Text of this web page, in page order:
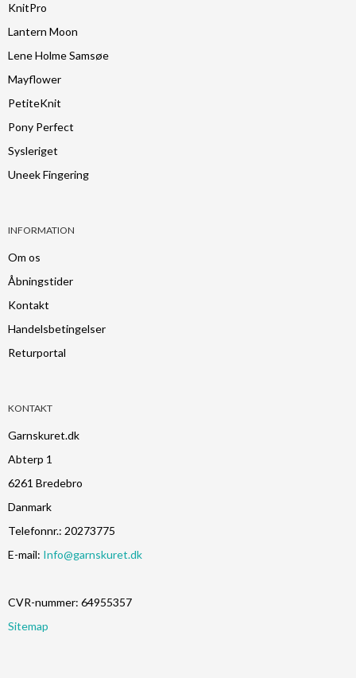
KnitPro
Lantern Moon
Lene Holme Samsøe
Mayflower
PetiteKnit
Pony Perfect
Sysleriget
Uneek Fingering
INFORMATION
Om os
Åbningstider
Kontakt
Handelsbetingelser
Returportal
KONTAKT
Garnskuret.dk
Abterp 1
6261 Bredebro
Danmark
Telefonnr.: 20273775
E-mail: Info@garnskuret.dk
CVR-nummer: 64955357
Sitemap